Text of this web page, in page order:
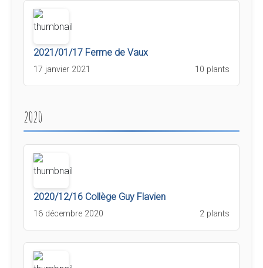
2021/01/17 Ferme de Vaux
17 janvier 2021 10 plants
2020
2020/12/16 Collège Guy Flavien
16 décembre 2020 2 plants